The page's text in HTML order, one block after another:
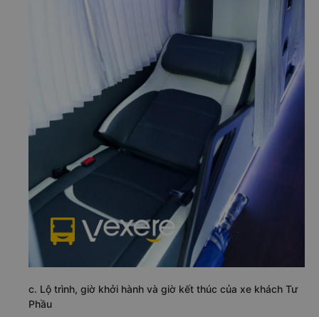
c. Lộ trình, giờ khởi hành và giờ kết thúc của xe khách Tư
Phầu